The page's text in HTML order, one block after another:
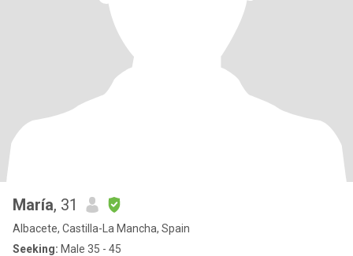
María, 31
Albacete, Castilla-La Mancha, Spain
Seeking: Male 35 - 45